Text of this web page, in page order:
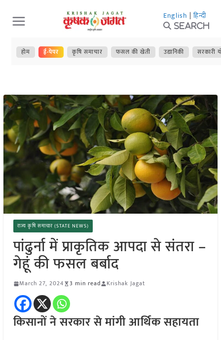
Skip
to
content
English | हिन्दी
Search
होम ई-पेपर कृषि समाचार फसल की खेती उद्यानिकी सरकारी
राज्य कृषि समाचार (STATE NEWS)
पांढुर्ना में प्राकृतिक आपदा से संतरा –
गेहूं की फसल बर्बाद
March 27, 2024 3 min read Krishak Jagat
किसानों ने सरकार से मांगी आर्थिक सहायता